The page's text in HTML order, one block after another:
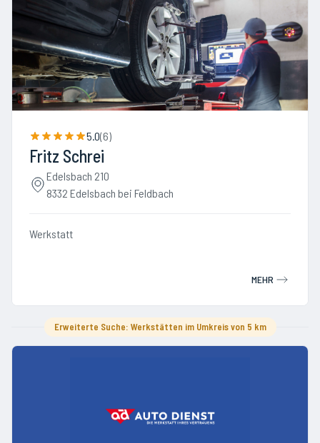
5.0(6)
Fritz Schrei
Edelsbach 210
8332 Edelsbach bei Feldbach
Werkstatt
MEHR
Erweiterte Suche: Werkstätten im Umkreis von 5 km